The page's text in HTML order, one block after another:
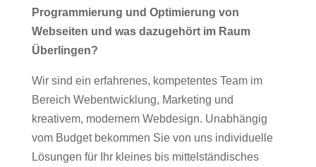
Programmierung und Optimierung von
Webseiten und was dazugehört im Raum
Überlingen?
Wir sind ein erfahrenes, kompetentes Team im
Bereich Webentwicklung, Marketing und
kreativem, modernem Webdesign. Unabhängig
vom Budget bekommen Sie von uns individuelle
Lösungen für Ihr kleines bis mittelständisches